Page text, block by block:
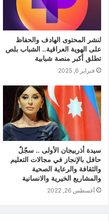
لنشر المحتوى الهادف والحفاظ
على الهوية العراقية.. الشباب بلص
تطلق أكبر منصة شبابية
فبراير 6, 2025
سيدة أذربيجان الأولى .. سجّلٌ
حافل بالإنجاز في مجالات التعليم
والثقافة والرعاية الصحية
والمشاريع الخيرية والانسانية
أغسطس 26, 2022